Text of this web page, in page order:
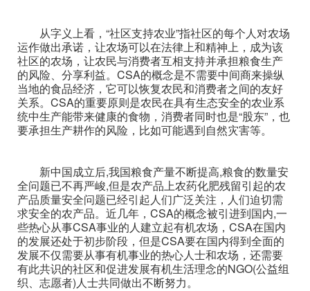
从字义上看，“社区支持农业”指社区的每个人对农场
运作做出承诺，让农场可以在法律上和精神上，成为该
社区的农场，让农民与消费者互相支持并承担粮食生产
的风险、分享利益。CSA的概念是不需要中间商来操纵
当地的食品经济，它可以恢复农民和消费者之间的友好
关系。CSA的重要原则是农民在具有生态安全的农业系
统中生产能带来健康的食物，消费者同时也是“股东”，也
要承担生产耕作的风险，比如可能遇到自然灾害等。
新中国成立后,我国粮食产量不断提高,粮食的数量安
全问题已不再严峻,但是农产品上农药化肥残留引起的农
产品质量安全问题已经引起人们广泛关注，人们迫切需
求安全的农产品。近几年，CSA的概念被引进到国内,一
些热心从事CSA事业的人建立起有机农场，CSA在国内
的发展还处于初步阶段，但是CSA要在国内得到全面的
发展不仅需要从事有机事业的热心人士和农场，还需要
有此共识的社区和促进发展有机生活理念的NGO(公益组
织、志愿者)人士共同做出不断努力。